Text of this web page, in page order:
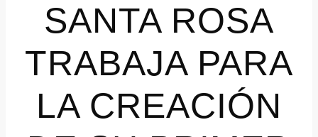
SANTA ROSA
TRABAJA PARA
LA CREACIÓN